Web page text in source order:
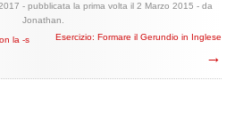
- pubblicata la prima volta il 2 Marzo 2015 - da
Jonathan
la -s Esercizio: Formare il Gerundio in Inglese
→